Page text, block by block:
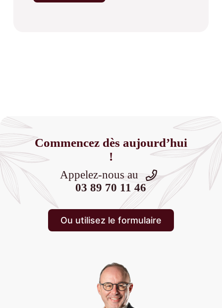
Commencez dès aujourd’hui
!
Appelez-nous au
03 89 70 11 46
Ou utilisez le formulaire